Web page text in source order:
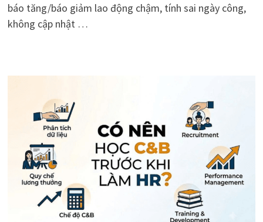
báo tăng/báo giảm lao động chậm, tính sai ngày công,
không cập nhật …